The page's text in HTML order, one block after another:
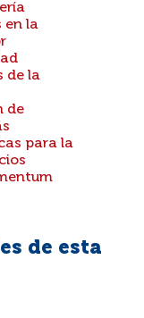
en la
de la
de
para la
de esta